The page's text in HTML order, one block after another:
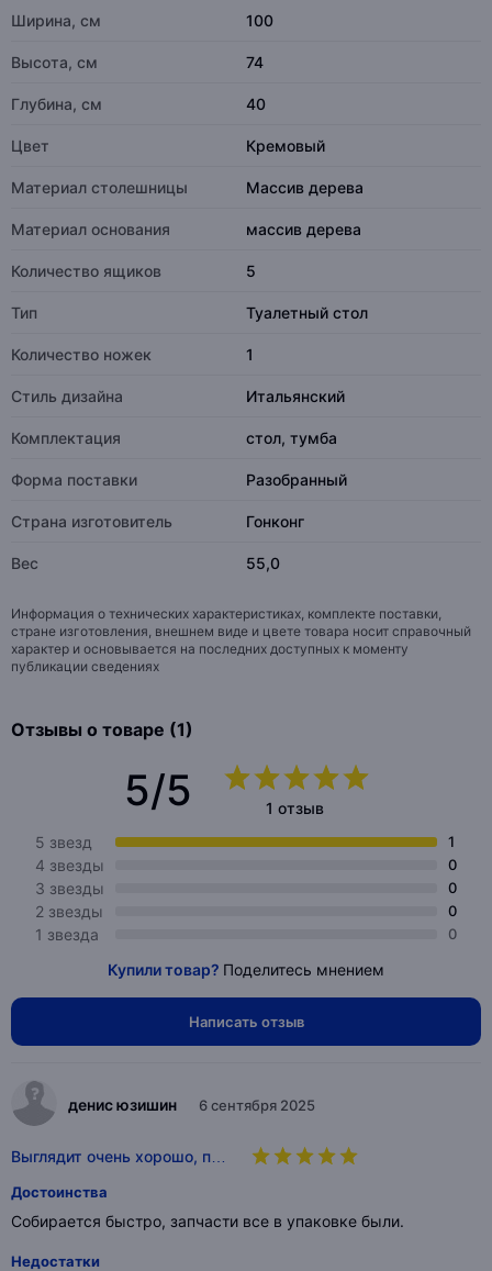
Ширина, см 100
Высота, см 74
Глубина, см 40
Цвет Кремовый
Материал столешницы Массив дерева
Материал основания массив дерева
Количество ящиков 5
Тип Туалетный стол
Количество ножек 1
Стиль дизайна Итальянский
Комплектация стол, тумба
Форма поставки Разобранный
Страна изготовитель Гонконг
Вес 55,0
Информация о технических характеристиках, комплекте поставки,
стране изготовления, внешнем виде и цвете товара носит справочный
характер и основывается на последних доступных к моменту
публикации сведениях
Отзывы о товаре (1)
5/5
1 отзыв
5 звезд
1
4 звезды 0
3 звезды 0
2 звезды 0
1 звезда 0
Купили товар? Поделитесь мнением
Написать отзыв
денис юзишин 6 сентября 2025
Выглядит очень хорошо, п…
Достоинства
Собирается быстро, запчасти все в упаковке были.
Недостатки